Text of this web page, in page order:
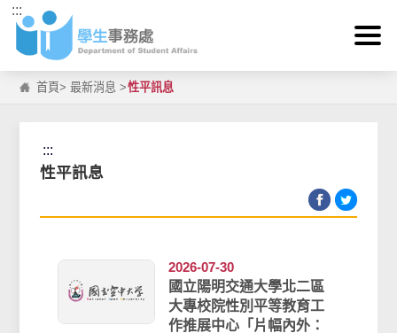
跳到主要內容區塊
:::
首頁>最新消息 >性平訊息
:::
性平訊息
2026-07-30
國立陽明交通大學北二區
大專校院性別平等教育工
作推展中心「片幅內外：